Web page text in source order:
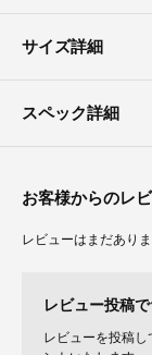
サイズ詳細
スペック詳細
お客様からのレ
レビューはまだあり
レビュー投稿
レビューを投稿